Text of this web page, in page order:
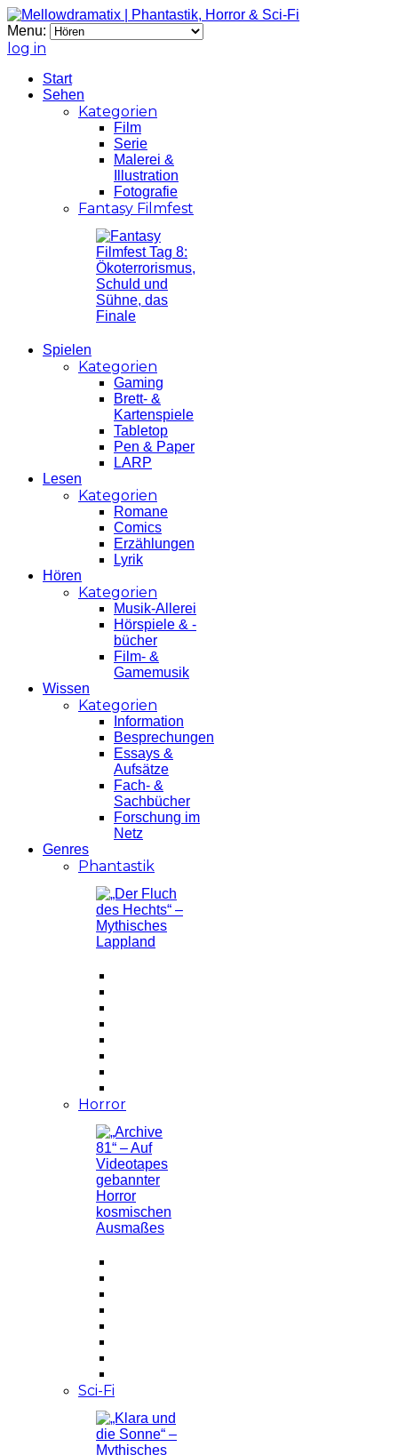
Menu:
log in
Start
Sehen
Kategorien
Film
Serie
Malerei &
Illustration
Fotografie
Fantasy Filmfest
Spielen
Kategorien
Gaming
Brett- &
Kartenspiele
Tabletop
Pen & Paper
LARP
Lesen
Kategorien
Romane
Comics
Erzählungen
Lyrik
Hören
Kategorien
Musik-Allerei
Hörspiele & -
bücher
Film- &
Gamemusik
Wissen
Kategorien
Information
Besprechungen
Essays &
Aufsätze
Fach- &
Sachbücher
Forschung im
Netz
Genres
Phantastik
Horror
Sci-Fi